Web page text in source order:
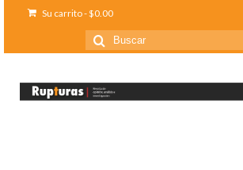
Su carrito-$0.00
Buscar
por: